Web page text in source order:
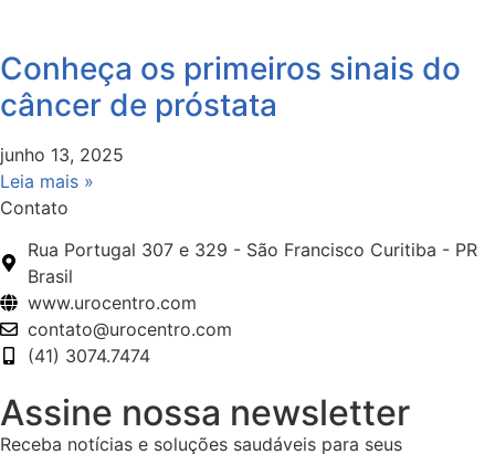
Conheça os primeiros sinais do
câncer de próstata
junho 13, 2025
Leia mais »
Contato
Rua Portugal 307 e 329 - São Francisco Curitiba - PR
Brasil
www.urocentro.com
contato@urocentro.com
(41) 3074.7474
Assine nossa newsletter
Receba notícias e soluções saudáveis para seus